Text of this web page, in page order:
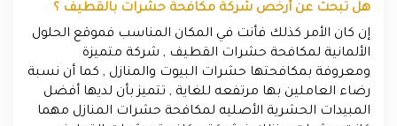
هل تبحث عن أرخص شركة مكافحة حشرات بالقطيف ؟
إن كان الأمر كذلك فأنت في المكان المناسب فموقع الحلول
الألمانية لمكافحة حشرات القطيف , شركة متميزة
ومعروفة بمكافحتها حشرات البيوت والمنازل , كما أن نسبة
رضاء العاملين بها مرتفعه للغاية , تتميز بأن لديها أفضل
المبيدات الحشرية الأصليه لمكافحة حشرات المنازل مهما